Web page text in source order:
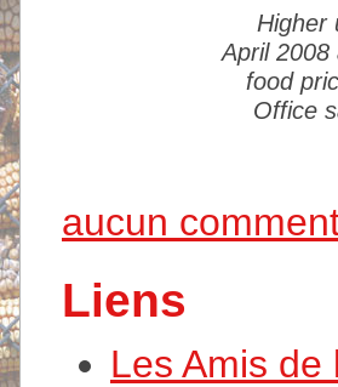
Higher
April
food
Office
aucun
Liens
Les Amis de